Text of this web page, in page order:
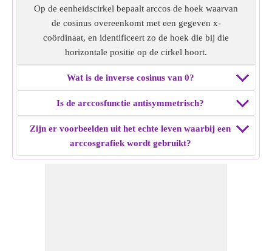
Op de eenheidscirkel bepaalt arccos de hoek waarvan
de cosinus overeenkomt met een gegeven x-
coördinaat, en identificeert zo de hoek die bij die
horizontale positie op de cirkel hoort.
Wat is de inverse cosinus van 0?
Is de arccosfunctie antisymmetrisch?
Zijn er voorbeelden uit het echte leven waarbij een
arccosgrafiek wordt gebruikt?